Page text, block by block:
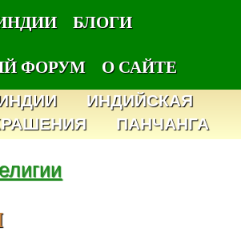
БЛОГИ
ФОРУМ
О САЙТЕ
ИНДИЙСКАЯ
ПАНЧАНГА